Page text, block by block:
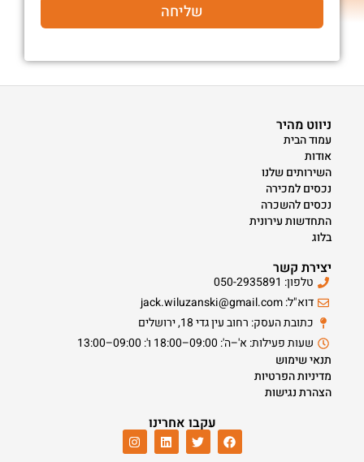
שליחה
ניווט מהיר
עמוד הבית
אודות
השירותים שלנו
נכסים למכירה
נכסים להשכרה
התחדשות עירונית
בלוג
יצירת קשר
טלפון: 050-2935891
דוא"ל: jack.wiluzanski@gmail.com
כתובת העסק: רחוב עין גדי 18, ירושלים
שעות פעילות: א'–ה': 09:00–18:00 ו': 09:00–13:00
תנאי שימוש
מדיניות הפרטיות
הצהרת נגישות
עקבו אחרינו